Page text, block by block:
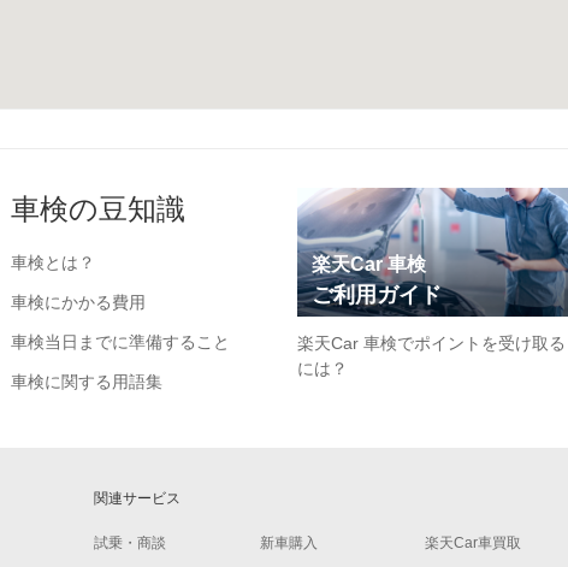
車検の豆知識
車検とは？
車検にかかる費用
車検当日までに準備すること
車検に関する用語集
楽天Car 車検
ご利用ガイド
楽天Car 車検でポイントを受け取る
には？
関連サービス
試乗・商談 新車購入 楽天Car車買取